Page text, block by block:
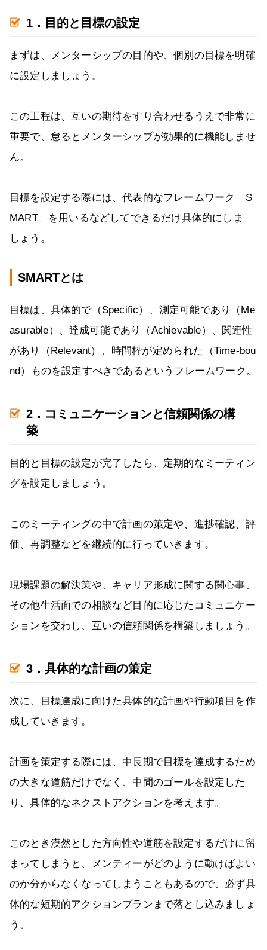
1．目的と目標の設定
まずは、メンターシップの目的や、個別の目標を明確
に設定しましょう。
この工程は、互いの期待をすり合わせるうえで非常に
重要で、怠るとメンターシップが効果的に機能しませ
ん。
目標を設定する際には、代表的なフレームワーク「S
MART」を用いるなどしてできるだけ具体的にしま
しょう。
SMARTとは
目標は、具体的で（Specific）、測定可能であり（Me
asurable）、達成可能であり（Achievable）、関連性
があり（Relevant）、時間枠が定められた（Time-bou
nd）ものを設定すべきであるというフレームワーク。
2．コミュニケーションと信頼関係の構
築
目的と目標の設定が完了したら、定期的なミーティン
グを設定しましょう。
このミーティングの中で計画の策定や、進捗確認、評
価、再調整などを継続的に行っていきます。
現場課題の解決策や、キャリア形成に関する関心事、
その他生活面での相談など目的に応じたコミュニケー
ションを交わし、互いの信頼関係を構築しましょう。
3．具体的な計画の策定
次に、目標達成に向けた具体的な計画や行動項目を作
成していきます。
計画を策定する際には、中長期で目標を達成するため
の大きな道筋だけでなく、中間のゴールを設定した
り、具体的なネクストアクションを考えます。
このとき漠然とした方向性や道筋を設定するだけに留
まってしまうと、メンティーがどのように動けばよい
のか分からなくなってしまうこともあるので、必ず具
体的な短期的アクションプランまで落とし込みましょ
う。